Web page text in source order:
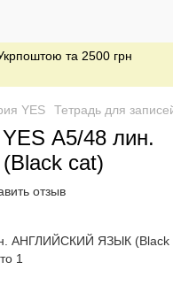
та 2500 грн
YES Тетрадь для
А5/48 лин.
cat)
отзыв